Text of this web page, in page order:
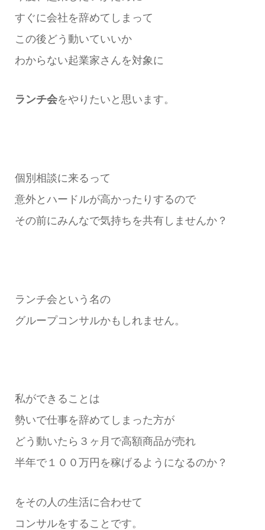
すぐに会社を辞めてしまって
この後どう動いていいか
わからない起業家さんを対象に
ランチ会をやりたいと思います。
個別相談に来るって
意外とハードルが高かったりするので
その前にみんなで気持ちを共有しませんか？
ランチ会という名の
グループコンサルかもしれません。
私ができることは
勢いで仕事を辞めてしまった方が
どう動いたら３ヶ月で高額商品が売れ
半年で１００万円を稼げるようになるのか？
をその人の生活に合わせて
コンサルをすることです。